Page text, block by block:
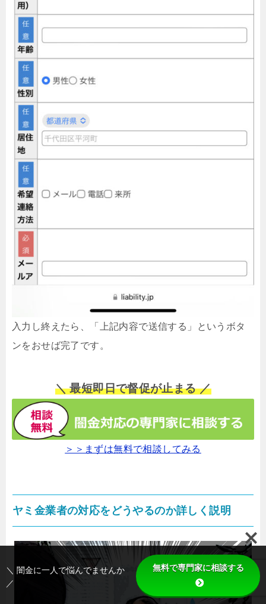
入力し終えたら、「上記内容で送信する」というボタ
ンをおせば完了です。
＼ 最短即日で督促が止まる ／
＞＞まずは無料で相談してみる
ヤミ金業者の対応をどうやるのか詳しく説明
＼ 闇金に一人で悩んでませんか
／
無料で専門家に相談する